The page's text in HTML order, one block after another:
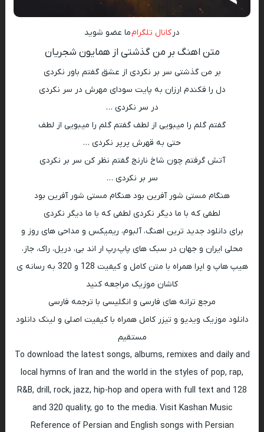
در کانال تلگرامما عضو شوید
متن اهنگ بر من گذشتی از همایون شجریان
بر من گذشتی سر بر نکردی از عشق گفتم باور نکردی
دل را فکندم ارزان به پایت سودای مهرش در سر نکردی
در سر نکردی …
گفتم گلم را میبویی از لطف گفتم گلم را میبویی از لطف
حتی به قهرش پرپر نکردی …
آتش گرفتم چون شاخ نارنج گفتم نظر کن سر بر نکردی
سر بر نکردی …
هنگام مستی شور آفرین بود هنگام مستی شور آفرین بود
لطفی که با ما دیگر نکردی لطفی که با ما دیگر نکردی
برای دانلود جدید ترین اهنگ، آلبوم، ریمیکس و مداحی های روز و
محلی ایران و جهان در سبک های پاپ،رپ ار اند بی، دریل، راک، جاز،
هیپ هاپ و اپرا همراه با متن کامل و کیفیت 128 و 320 به رسانه ی
کاشان موزیک مراجعه کنید
مرجع ترانه های فارسی و انگلیسی با ترجمه فارسی
دانلود موزیک ویدیو و تیزر کامل همراه با کیفیت اصلی و لینک دانلود
مستقیم
To download the latest songs, albums, remixes and daily and
local hymns of Iran and the world in the styles of pop, rap,
R&B, drill, rock, jazz, hip-hop and opera with full text and 128
and 320 quality, go to the media. Visit Kashan Music
Reference of Persian and English songs with Persian